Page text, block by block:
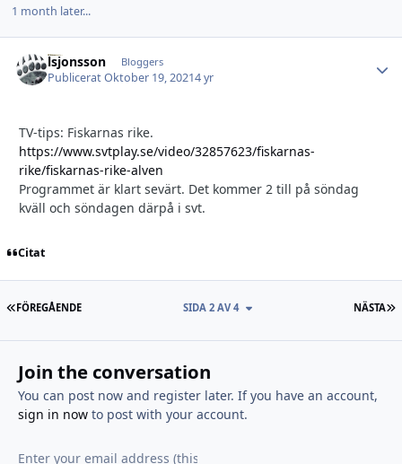
1 month later...
lsjonsson Bloggers
PubliceratOktober 19, 20214 yr
TV-tips: Fiskarnas rike.
https://www.svtplay.se/video/32857623/fiskarnas-
rike/fiskarnas-rike-alven
Programmet är klart sevärt. Det kommer 2 till på söndag
kväll och söndagen därpå i svt.
Citat
FÖRSTA SIDAN
FÖREGÅENDE NÄSTA
SIDA 2 AV 4
Join the conversation
You can post now and register later. If you have an account,
sign in nowto post with your account.